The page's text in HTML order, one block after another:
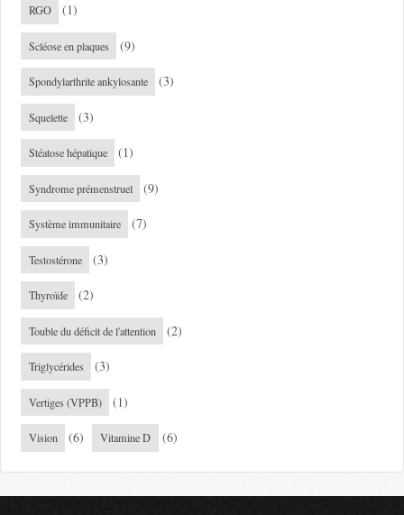
RGO (1)
Scléose en plaques (9)
Spondylarthrite ankylosante (3)
Squelette (3)
Stéatose hépatique (1)
Syndrome prémenstruel (9)
Système immunitaire (7)
Testostérone (3)
Thyroïde (2)
Touble du déficit de l'attention (2)
Triglycérides (3)
Vertiges (VPPB) (1)
Vision (6) Vitamine D (6)